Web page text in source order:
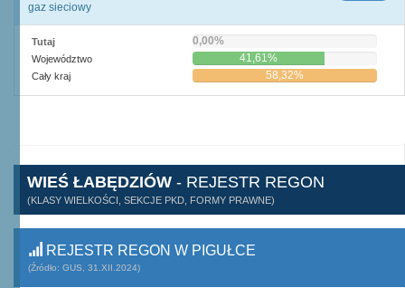
gaz sieciowy
Tutaj 0,00%
Województwo 41,61%
Cały kraj 58,32%
WIEŚ ŁABĘDZIÓW - REJESTR REGON
(KLASY WIELKOŚCI, SEKCJE PKD, FORMY PRAWNE)
REJESTR REGON W PIGUŁCE
(Źródło: GUS, 31.XII.2024)